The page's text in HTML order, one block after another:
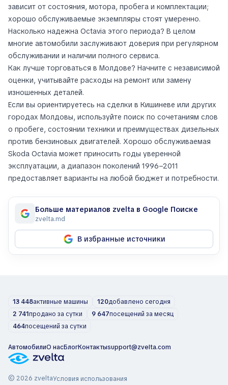
зависит от состояния, мотора, пробега и комплектации;
хорошо обслуживаемые экземпляры стоят умеренно.
Насколько надежна Octavia этого периода? В целом
многие автомобили заслуживают доверия при регулярном
обслуживании и наличии полного сервиса.
Как лучше торговаться в Молдове? Начните с независимой
оценки, учитывайте расходы на ремонт или замену
изношенных деталей.
Если вы ориентируетесь на сделки в Кишиневе или других
городах Молдовы, используйте поиск по сочетаниям слов
о пробеге, состоянии техники и преимуществах дизельных
против бензиновых двигателей. Хорошо обслуживаемая
Skoda Octavia может приносить годы уверенной
эксплуатации, а диапазон поколений 1996–2011
предоставляет варианты на любой бюджет и потребности.
Больше материалов zvelta в Google Поиске
zvelta.md
В избранные источники
13 448активные машины 120добавлено сегодня
2 741продано за сутки 9 647посещений за месяц
464посещений за сутки
АвтомобилиО насБлогКонтактыsupport@zvelta.com
© 2026 zveltaУсловия использования